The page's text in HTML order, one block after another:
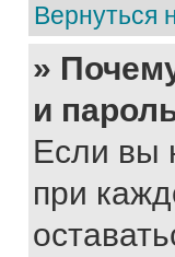
Вернуться
»
и
Если вы
при